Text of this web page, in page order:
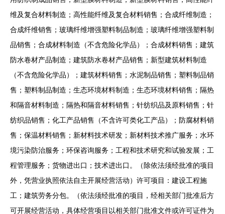
维及复合材料制造；高性能纤维及复合材料销售；合成纤维制造；
合成纤维销售；玻璃纤维增强塑料制品制造；玻璃纤维增强塑料制
品销售；合成材料制造（不含危险化学品）；合成材料销售；建筑
防水卷材产品制造；建筑防水卷材产品销售；新型建筑材料制造
（不含危险化学品）；建筑材料销售；水泥制品销售；塑料制品销
售；塑料制品制造；生态环境材料制造；生态环境材料销售；隔热
和隔音材料制造；隔热和隔音材料销售；针纺织品及原料销售；针
纺织品销售；化工产品销售（不含许可类化工产品）；防腐材料销
售；保温材料销售；新材料技术研发；新材料技术推广服务；水环
境污染防治服务；环保咨询服务；工程和技术研究和试验发展；工
程管理服务；货物进出口；技术进出口。（除依法须经批准的项目
外，凭营业执照依法自主开展经营活动）许可项目：建设工程施
工；建筑劳务分包。（依法须经批准的项目，经相关部门批准后方
可开展经营活动，具体经营项目以相关部门批准文件或许可证件为